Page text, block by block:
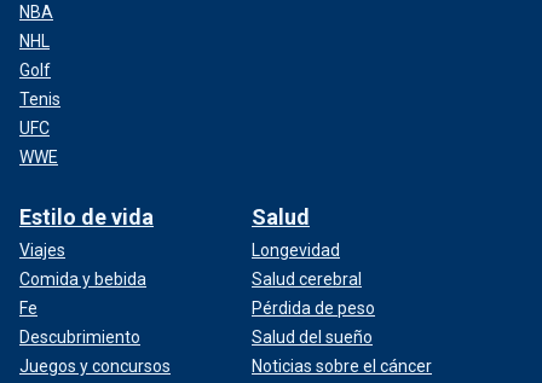
NBA
NHL
Golf
Tenis
UFC
WWE
Estilo de vida
Viajes
Comida y bebida
Fe
Descubrimiento
Juegos y concursos
Salud
Longevidad
Salud cerebral
Pérdida de peso
Salud del sueño
Noticias sobre el cáncer